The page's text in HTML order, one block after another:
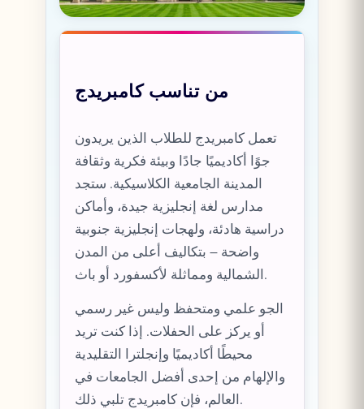
من تناسب كامبريدج
تعمل كامبريدج للطلاب الذين يريدون
جوًا أكاديميًا جادًا وبيئة فكرية وثقافة
المدينة الجامعية الكلاسيكية. ستجد
مدارس لغة إنجليزية جيدة، وأماكن
دراسية هادئة، ولهجات إنجليزية جنوبية
واضحة – بتكاليف أعلى من المدن
الشمالية ومماثلة لأكسفورد أو باث.
الجو علمي ومتحفظ وليس غير رسمي
أو يركز على الحفلات. إذا كنت تريد
محيطًا أكاديميًا وإنجلترا التقليدية
والإلهام من إحدى أفضل الجامعات في
العالم، فإن كامبريدج تلبي ذلك.